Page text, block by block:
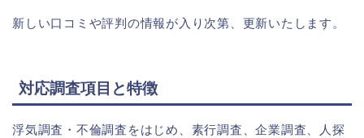
新しい口コミや評判の情報が入り次第、更新いたします。
対応調査項目と特徴
浮気調査・不倫調査をはじめ、素行調査、企業調査、人探